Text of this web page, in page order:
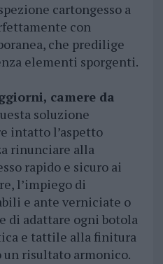
cartongesso a
con
che predilige
elementi sporgenti.
camere da
soluzione
intatto l’aspetto
rinunciare alla
rapido e sicuro ai
l’impiego di
e ante verniciate o
di adattare ogni botola
e tattile alla finitura
risultato armonico.